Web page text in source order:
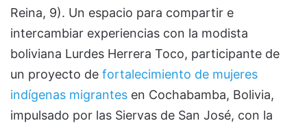
Reina, 9). Un espacio para compartir e
intercambiar experiencias con la modista
boliviana Lurdes Herrera Toco, participante de
un proyecto de fortalecimiento de mujeres
indígenas migrantes en Cochabamba, Bolivia,
impulsado por las Siervas de San José, con la